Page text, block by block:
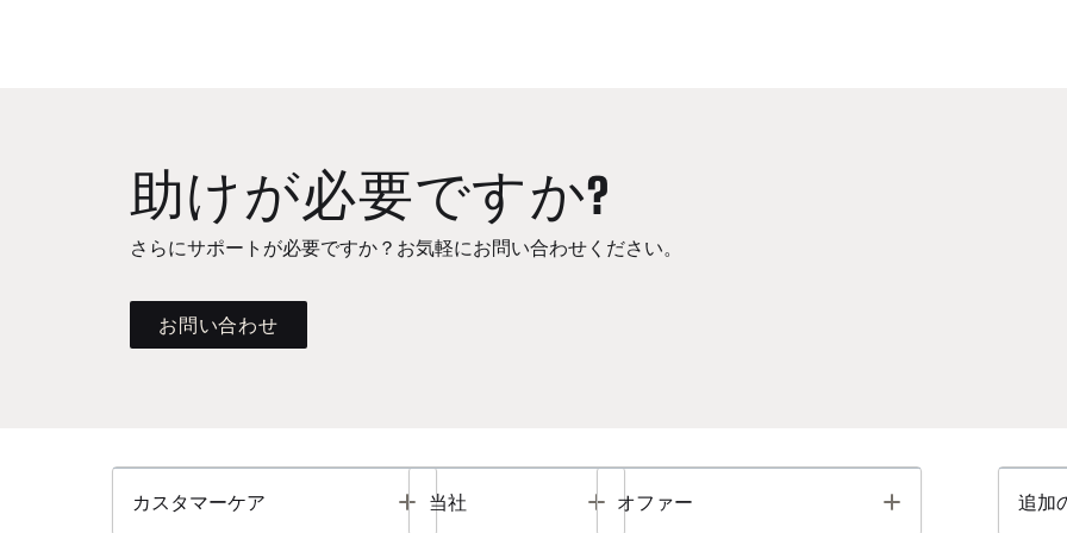
助けが必要ですか?
さらにサポートが必要ですか？お気軽にお問い合わせください。
お問い合わせ
カスタマーケア Toggle
当社 Toggle
オファー Toggle 追加